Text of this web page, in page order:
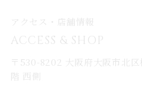
アクセス・店舗情報
ACCESS & SHOP
〒530-8202 大阪府大阪市北
階 西側